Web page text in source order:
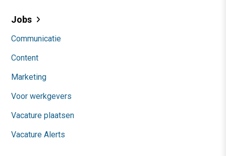
Jobs
Communicatie
Content
Marketing
Voor werkgevers
Vacature plaatsen
Vacature Alerts